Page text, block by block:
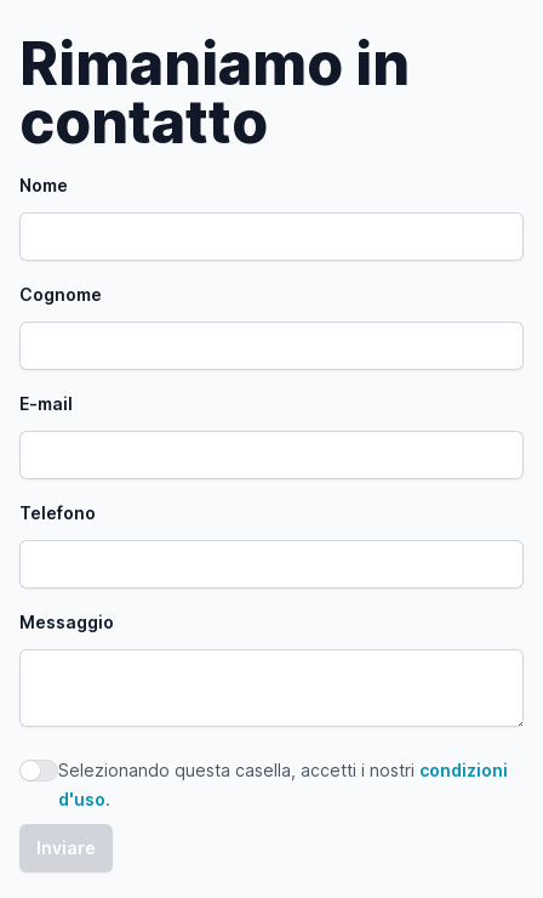
Rimaniamo in
contatto
Nome
Cognome
E-mail
Telefono
Messaggio
Selezionando questa casella, accetti i nostri condizioni
Selezionando questa casella, accetti i nostri condizioni
d'uso.